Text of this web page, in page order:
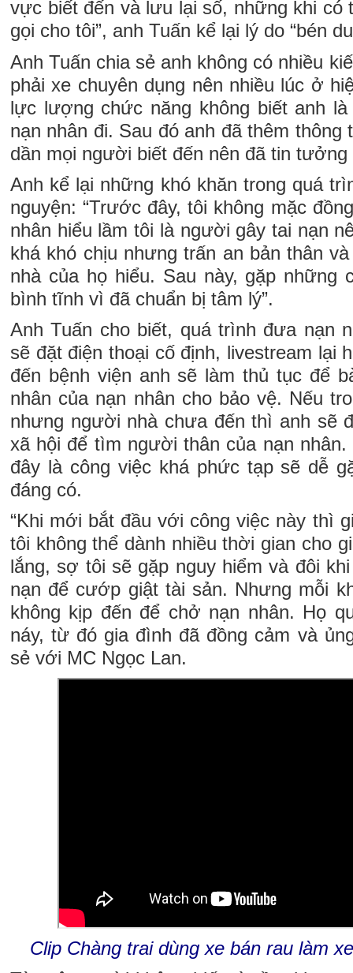
vực biết đến và lưu lại số, những khi có
gọi cho tôi”, anh Tuấn kể lại lý do “bén
Anh Tuấn chia sẻ anh không có nhiều
phải xe chuyên dụng nên nhiều lúc ở
lực lượng chức năng không biết anh
nạn nhân đi. Sau đó anh đã thêm thông
dần mọi người biết đến nên đã tin
Anh kể lại những khó khăn trong quá
nguyện: “Trước đây, tôi không mặc
nhân hiểu lầm tôi là người gây tai nạn
khá khó chịu nhưng trấn an bản thân
nhà của họ hiểu. Sau này, gặp những
bình tĩnh vì đã chuẩn bị tâm lý”.
Anh Tuấn cho biết, quá trình đưa nạn
sẽ đặt điện thoại cố định, livestream lại
đến bệnh viện anh sẽ làm thủ tục để
nhân của nạn nhân cho bảo vệ. Nếu
nhưng người nhà chưa đến thì anh sẽ
xã hội để tìm người thân của nạn
đây là công việc khá phức tạp sẽ dễ
đáng có.
“Khi mới bắt đầu với công việc này thì
tôi không thể dành nhiều thời gian cho
lắng, sợ tôi sẽ gặp nguy hiểm và đôi
nạn để cướp giật tài sản. Nhưng mỗi
không kịp đến để chở nạn nhân. Họ
náy, từ đó gia đình đã đồng cảm và
sẻ với MC Ngọc Lan.
Clip Chàng trai dùng xe bán rau làm